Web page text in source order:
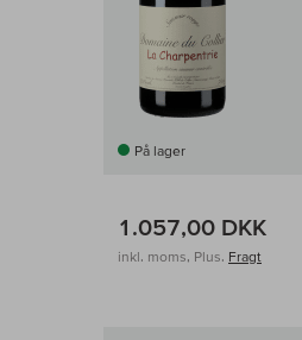
På lager
1.057,00 DKK
inkl. moms, Plus. Fragt